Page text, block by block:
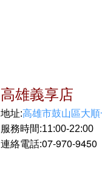
高雄義享店
地址:高雄市鼓山區大
服務時間:11:00-22:00
連絡電話:07-970-9450